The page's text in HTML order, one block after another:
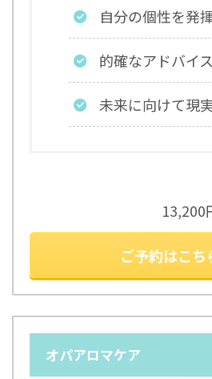
自分の個性を発
的確なアドバイ
未来に向けて現
13,200
ご予約はこち
オパアロマケア